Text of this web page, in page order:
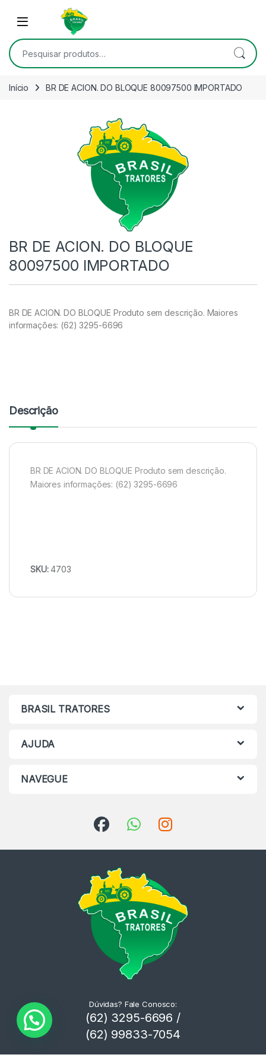
Skip to navigation
Open
Pesquisar por:
Início BR DE ACION. DO BLOQUE 80097500 IMPORTADO
BR DE ACION. DO BLOQUE
80097500 IMPORTADO
BR DE ACION. DO BLOQUE Produto sem descrição. Maiores
informações: (62) 3295-6696
Descrição
BR DE ACION. DO BLOQUE Produto sem descrição.
Maiores informações: (62) 3295-6696
SKU:4703
BRASIL TRATORES
AJUDA
NAVEGUE
Dúvidas? Fale Conosco:
(62) 3295-6696 /
(62) 99833-7054